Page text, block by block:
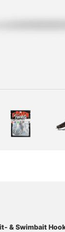
& Swimbait